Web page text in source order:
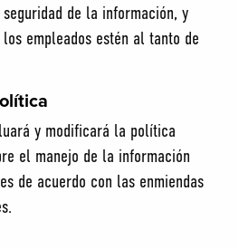
de la información, y
empleados estén al tanto de
y modificará la política
el manejo de la información
de acuerdo con las enmiendas